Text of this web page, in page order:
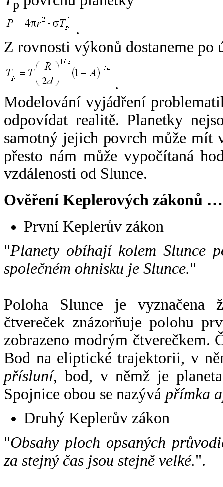
p
.
Z rovnosti výkonů dostaneme po
.
Modelování vyjádření
odpovídat realitě. Planetky
samotný jejich povrch může mít
přesto nám může vypočítaná
vzdálenosti od Slunce.
Ověření Keplerových zákonů …
První Keplerův zákon
"Planety obíhají kolem Slunce
společném ohnisku je Slunce."
Poloha Slunce je vyznačena
čtvereček znázorňuje polohu
zobrazeno modrým čtverečkem.
Bod na eliptické trajektorii, v
přísluní, bod, v němž je
Spojnice obou se nazývá přímka
Druhý Keplerův zákon
"Obsahy ploch opsaných
za stejný čas jsou stejně velké.".